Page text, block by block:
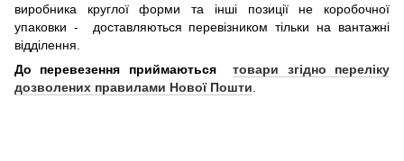
виробника круглої форми та інші позиції не коробочної
упаковки - доставляються перевізником тільки на вантажні
відділення.
До перевезення приймаютьсятовари згідно переліку
дозволених правилами Нової Пошти